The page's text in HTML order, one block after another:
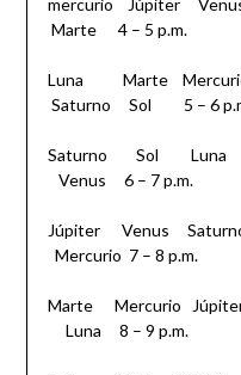
Marte 4 – 5 p.m.
Luna Marte
Saturno Sol 5 – 6
Saturno Sol Luna
Venus 6 – 7 p.m.
Júpiter Venus
Mercurio 7 – 8 p.m.
Marte Mercurio
Luna 8 – 9 p.m.